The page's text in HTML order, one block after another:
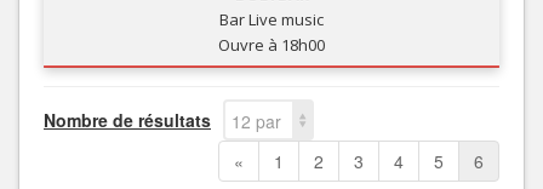
Bar Live music
Ouvre à 18h00
Nombre de résultats
12 par
page
« 1 2 3 4 5 6